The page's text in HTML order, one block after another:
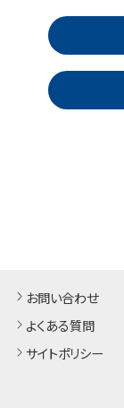
お問い合わせ
よくある質問
サイトポリシー